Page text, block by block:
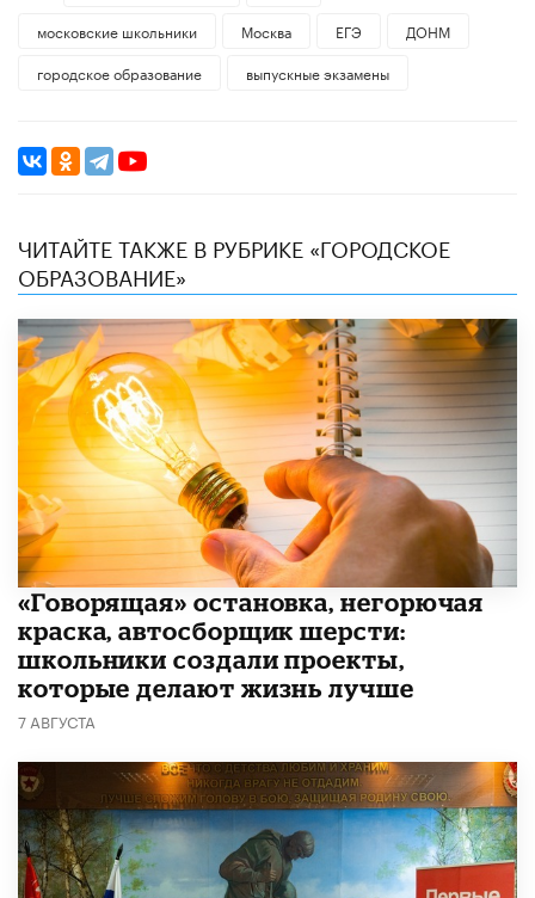
московские школьники
Москва ЕГЭ
ДОНМ
городское образование
выпускные экзамены
ЧИТАЙТЕ ТАКЖЕ В РУБРИКЕ «ГОРОДСКОЕ
ОБРАЗОВАНИЕ»
​«Говорящая» остановка, негорючая
краска, автосборщик шерсти:
школьники создали проекты,
которые делают жизнь лучше
7 АВГУСТА